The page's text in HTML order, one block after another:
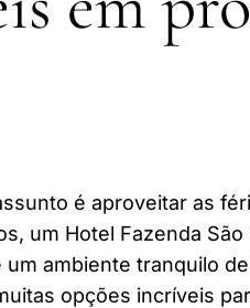
é aproveitar as
um Hotel Fazenda
um ambiente tranquilo
opções incríveis